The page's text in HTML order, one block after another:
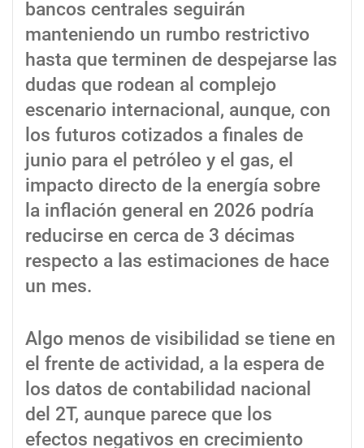
bancos centrales seguirán
manteniendo un rumbo restrictivo
hasta que terminen de despejarse las
dudas que rodean al complejo
escenario internacional, aunque, con
los futuros cotizados a finales de
junio para el petróleo y el gas, el
impacto directo de la energía sobre
la inflación general en 2026 podría
reducirse en cerca de 3 décimas
respecto a las estimaciones de hace
un mes.
Algo menos de visibilidad se tiene en
el frente de actividad, a la espera de
los datos de contabilidad nacional
del 2T, aunque parece que los
efectos negativos en crecimiento